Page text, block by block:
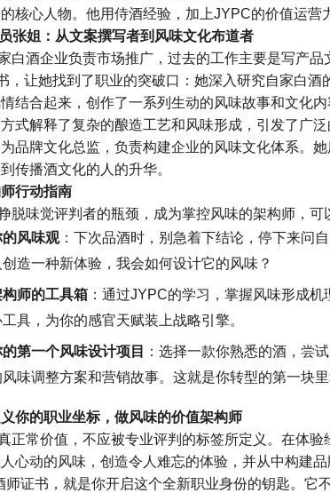
核心人物。他用侍酒经验，加上JYPC的价值运营
张姐：从文案撰写者到风味文化布道者
白酒企业负责市场推广，过去的工作主要是写产品
，让她找到了职业的突破口：她深入研究自家白
结合起来，创作了一系列生动的风味故事和文化
式解释了复杂的酿造工艺和风味形成，引发了广
品牌文化总监，负责构建企业的风味文化体系。
传播酒文化的人的升华。
行动指南
脱味觉评判者的瓶颈，成为掌控风味的架构师，可
风味观：下次品酒时，别急着下结论，停下来问
造一种新体验，我会如何设计它的风味？
师的工具箱 ：通过JYPC的学习，掌握风味形成
具，为你的感官天赋装上战略引擎。
的第一个风味设计项目
：选择一款你熟悉的酒，尝
味调整方案和营销故事。这就是你转型的第一块里
你的职业坐标，做风味的价值架构师
正常价值，不应被专业评判的标签所定义。在体
心动的风味，创造令人难忘的体验，并从中构建品
师证书，就是你开启这个全新职业身份的钥匙。它